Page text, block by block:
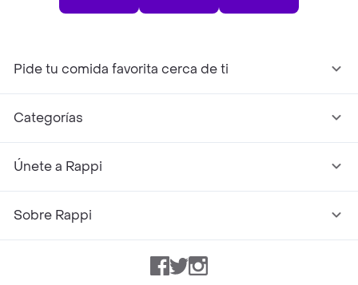
Pide tu comida favorita cerca de ti
Categorías
Únete a Rappi
Sobre Rappi
Facebook
TwitterInstagram